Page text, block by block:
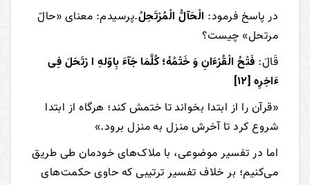
در پاسخ فرمود: الْحَآلُّ الْمُرْتَحِلُ.پرسيدم: معناى «حالّ
مرتحل» چيست‌؟
قَالَ: فَتْحُ الْقُرْءَانِ وَ خَتْمُهُ؛ كُلَّمَا جَآءَ بِاوّلهِ ا رْتَحَلَ فِى
ءَاخِرِه [12]
«قرآن را از ابتدا بخواند تا ختمش کند؛ هرگاه از ابتدا
شروع کرد تا آخرش منزل به منزل برود.»
اما در تفسیر موضوعی، با ملاک‌های خودمان طی طریق
می‌کنیم؛ بر خلاف تفسیر ترتیبی که حاوی حکمت‌های